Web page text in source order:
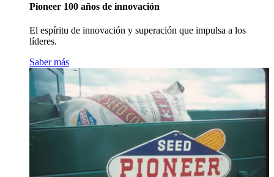
Pioneer 100 años de innovación
El espíritu de innovación y superación que impulsa a los
líderes.
Saber más